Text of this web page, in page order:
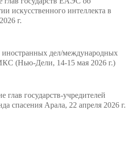
искусственного интеллекта в
г.
иностранных дел/международных
(Нью-Дели, 14-15 мая 2026 г.)
глав государств-учредителей
спасения Арала, 22 апреля 2026 г.